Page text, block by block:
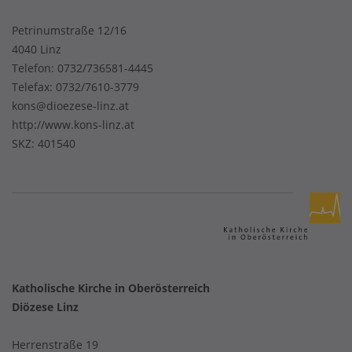
Petrinumstraße 12/16
4040 Linz
Telefon: 0732/736581-4445
Telefax: 0732/7610-3779
kons@dioezese-linz.at
http://www.kons-linz.at
SKZ: 401540
Katholische Kirche in Oberösterreich
Diözese Linz
Herrenstraße 19